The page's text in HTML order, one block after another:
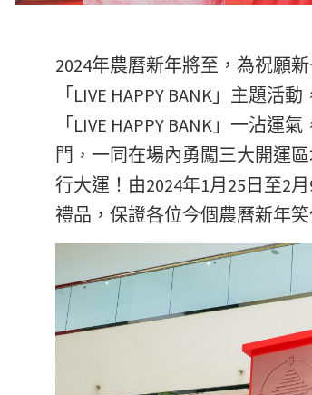
2024年農曆新年將至，為祝願
「LIVE HAPPY BANK」主題
「LIVE HAPPY BANK」一沾
門，一同在場內勇闖三大開運
行大運！由2024年1月25日至2
禮品，保證各位今個農曆新年笑